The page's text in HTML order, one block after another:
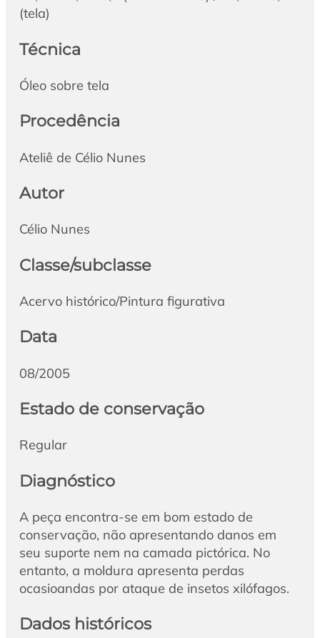
(tela)
Técnica
Óleo sobre tela
Procedência
Ateliê de Célio Nunes
Autor
Célio Nunes
Classe/subclasse
Acervo histórico/Pintura figurativa
Data
08/2005
Estado de conservação
Regular
Diagnóstico
A peça encontra-se em bom estado de
conservação, não apresentando danos em
seu suporte nem na camada pictórica. No
entanto, a moldura apresenta perdas
ocasioandas por ataque de insetos xilófagos.
Dados históricos